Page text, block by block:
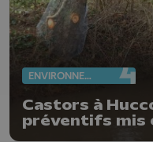
ENVIRONNEMENT
Castors à
préventifs mis